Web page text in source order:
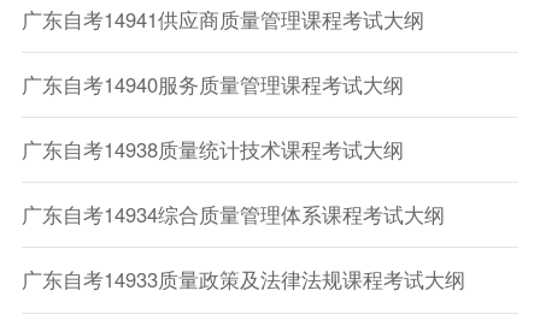
广东自考14941供应商质量管理课程考试大纲
广东自考14940服务质量管理课程考试大纲
广东自考14938质量统计技术课程考试大纲
广东自考14934综合质量管理体系课程考试大纲
广东自考14933质量政策及法律法规课程考试大纲